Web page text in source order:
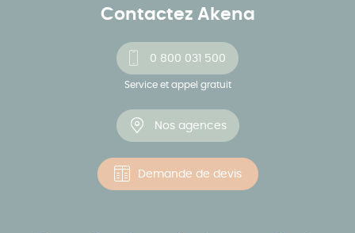
Contactez Akena
0 800 031 500
Service et appel gratuit
Nos agences
Demande de devis